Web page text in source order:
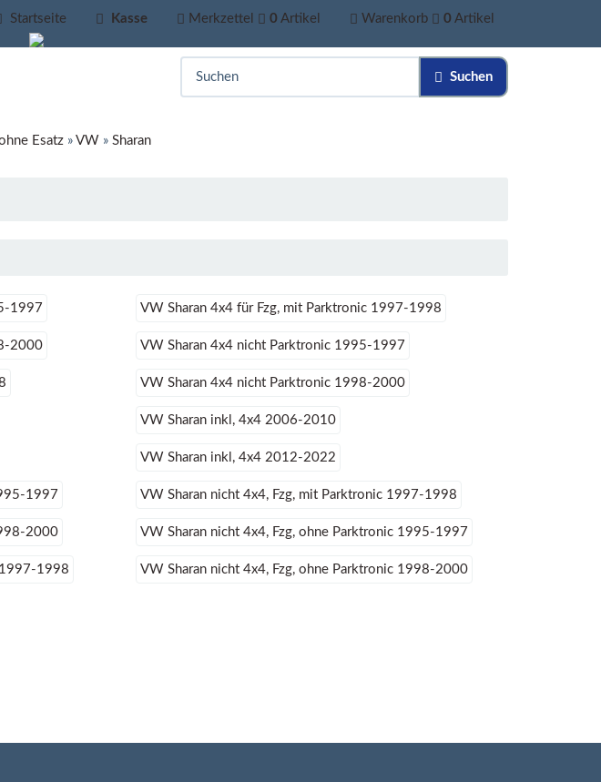
Startseite Kasse Merkzettel 0 Artikel Warenkorb 0 Artikel
Suchen
Esatz» VW » Sharan
1997 VW Sharan 4x4 für Fzg, mit Parktronic 1997-1998
2000 VW Sharan 4x4 nicht Parktronic 1995-1997
VW Sharan 4x4 nicht Parktronic 1998-2000
VW Sharan inkl, 4x4 2006-2010
VW Sharan inkl, 4x4 2012-2022
1997 VW Sharan nicht 4x4, Fzg, mit Parktronic 1997-1998
2000 VW Sharan nicht 4x4, Fzg, ohne Parktronic 1995-1997
1997-1998 VW Sharan nicht 4x4, Fzg, ohne Parktronic 1998-2000